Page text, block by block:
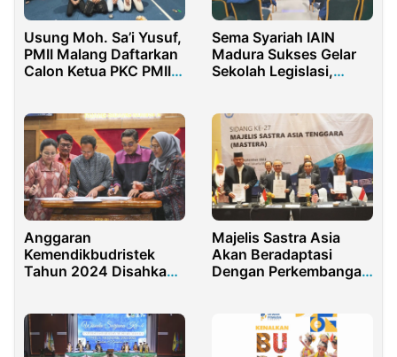
Usung Moh. Sa’i Yusuf,
PMII Malang Daftarkan
Calon Ketua PKC PMII
Sema Syariah IAIN
Madura Sukses Gelar
Sekolah Legislasi,
Anggaran
Kemendikbudristek
Tahun 2024 Disahkan
Majelis Sastra Asia
Akan Beradaptasi
Dengan Perkembangan